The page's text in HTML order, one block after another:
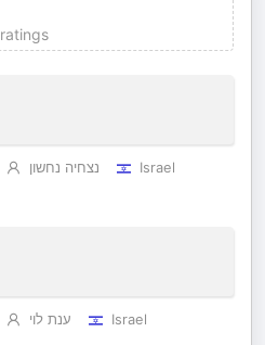
ratings
נצחיה נחשון
Israel
ענת לוי
Israel